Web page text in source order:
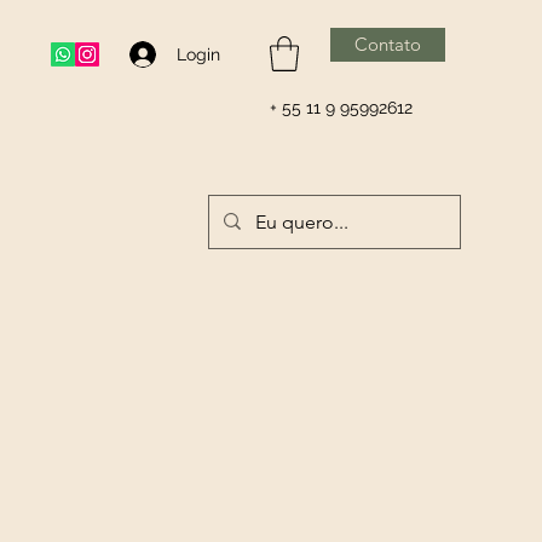
Login Contato
+ 55 11 9 95992612